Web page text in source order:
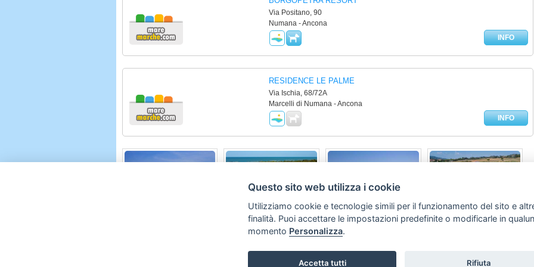
Via Positano, 90
Numana - Ancona
INFO
RESIDENCE LE PALME
Via Ischia, 68/72A
Marcelli di Numana - Ancona
INFO
Verde Mare
Porto San Giorgio
Mirage
Marina Di Altidona
Cupra Marittima
Copyright © 2008 -SVILUPPO TURISMO ITALIA S.r.L. unipersonale
Via A. Costa, 2 - 63822 Porto San Giorgio (FM)
Questo sito web utilizza i cookie
Utilizziamo cookie e tecnologie simili per il funzionamento del sito e
finalità. Puoi accettare le impostazioni predefinite o modificarle in
momento Personalizza.
Accetta tutti Rifiuta